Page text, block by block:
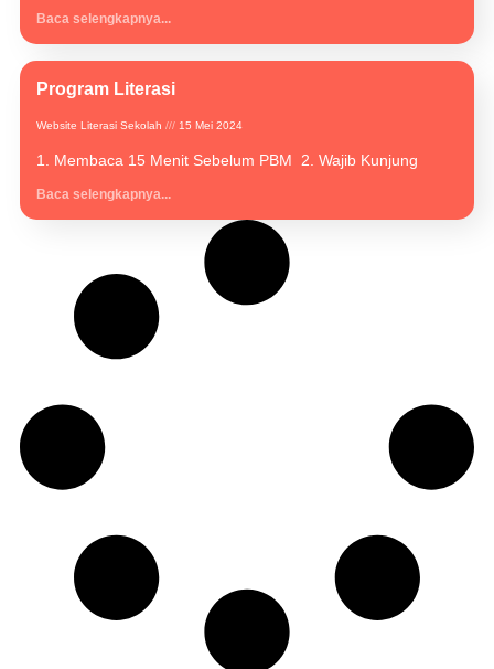
Baca selengkapnya...
Program Literasi
Website Literasi Sekolah 15 Mei 2024
1. Membaca 15 Menit Sebelum PBM 2. Wajib Kunjung
Baca selengkapnya...